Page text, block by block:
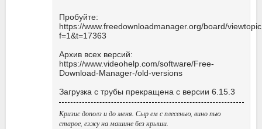
Пробуйте:
https://www.freedownloadmanager.org/board/
f=1&t=17363
Архив всех версий:
https://www.videohelp.com/software/Free-
Download-Manager-/old-versions
Загрузка с трубы прекращена с версии 6.15.3
Кризис дополз и до меня. Сыр ем с плесенью, вино пью
старое, езжу на машине без крыши.